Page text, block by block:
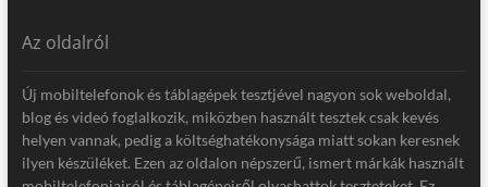
Az oldalról
Új mobiltelefonok és táblagépek tesztjével nagyon sok weboldal,
blog és videó foglalkozik, miközben használt tesztek csak kevés
helyen vannak, pedig a költséghatékonysága miatt sokan keresnek
ilyen készüléket. Ezen az oldalon népszerű, ismert márkák használt